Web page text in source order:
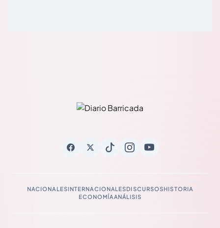
NACIONALESINTERNACIONALESDISCURSOSHISTORIA
ECONOMÍAANÁLISIS